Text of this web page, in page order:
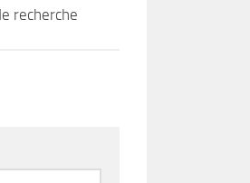
recherche